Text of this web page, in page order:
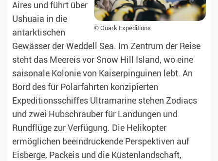
© Quark Expeditions
Aires und führt über
Ushuaia in die
antarktischen
Gewässer der Weddell Sea. Im Zentrum der Reise
steht das Meereis vor Snow Hill Island, wo eine
saisonale Kolonie von Kaiserpinguinen lebt. An
Bord des für Polarfahrten konzipierten
Expeditionsschiffes Ultramarine stehen Zodiacs
und zwei Hubschrauber für Landungen und
Rundflüge zur Verfügung. Die Helikopter
ermöglichen beeindruckende Perspektiven auf
Eisberge, Packeis und die Küstenlandschaft,